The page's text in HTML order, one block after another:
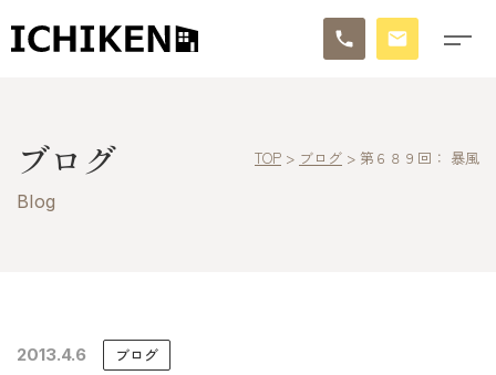
ブログ
イチケンの家づくり
ブログ
Blog
TOP > ブログ > 第６８９回： 暴風
2013.4.6 ブログ